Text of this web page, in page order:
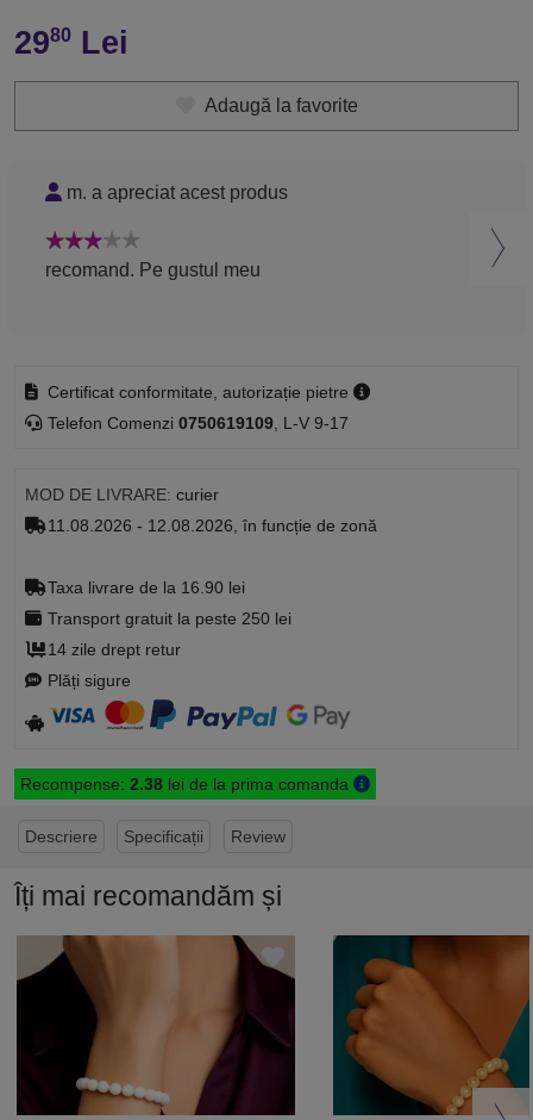
2980Lei
Adaugă la favorite
m. a apreciat acest produs
recomand. Pe gustul meu
Certificat conformitate, autorizație pietre
Telefon Comenzi 0750619109, L-V 9-17
MOD DE LIVRARE: curier
11.08.2026 - 12.08.2026, în funcție de zonă
Taxa livrare de la 16.90 lei
Transport gratuit la peste 250 lei
14 zile drept retur
Plăți sigure
Recompense: 2.38lei de la prima comanda
Descriere Specificații Review
Îți mai recomandăm și